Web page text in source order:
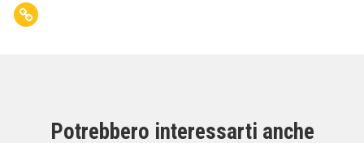
Potrebbero interessarti anche